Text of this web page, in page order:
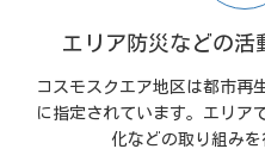
エリア防災などの活
コスモスクエア地区は都市再
に指定されています。エリア
化などの取り組みを